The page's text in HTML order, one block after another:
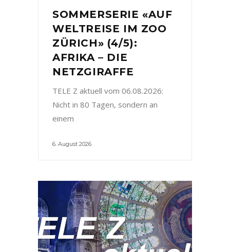
SOMMERSERIE «AUF
WELTREISE IM ZOO
ZÜRICH» (4/5):
AFRIKA – DIE
NETZGIRAFFE
TELE Z aktuell vom 06.08.2026:
Nicht in 80 Tagen, sondern an
einem
6. August 2026